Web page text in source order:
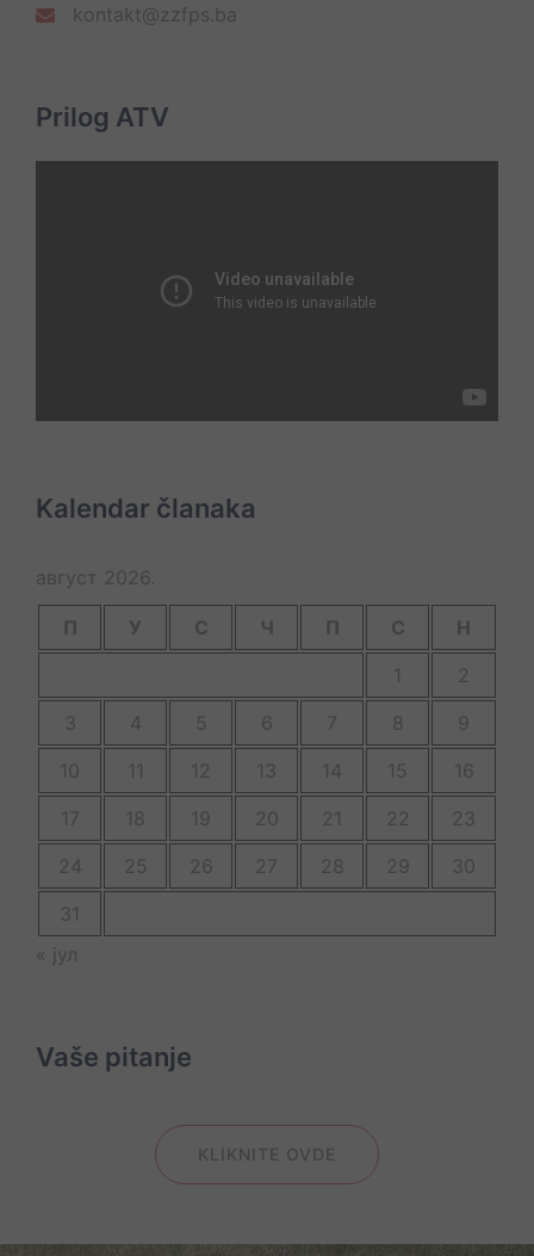
kontakt@zzfps.ba
Prilog ATV
Kalendar članaka
август 2026.
П У С Ч П С
Н
1
2
3
4 5 6 7 8
9
10
11 12 13 14 15
16
17
18 19 20 21 22
23
24
25 26 27 28 29
30
31
« јул
Vaše pitanje
KLIKNITE OVDE